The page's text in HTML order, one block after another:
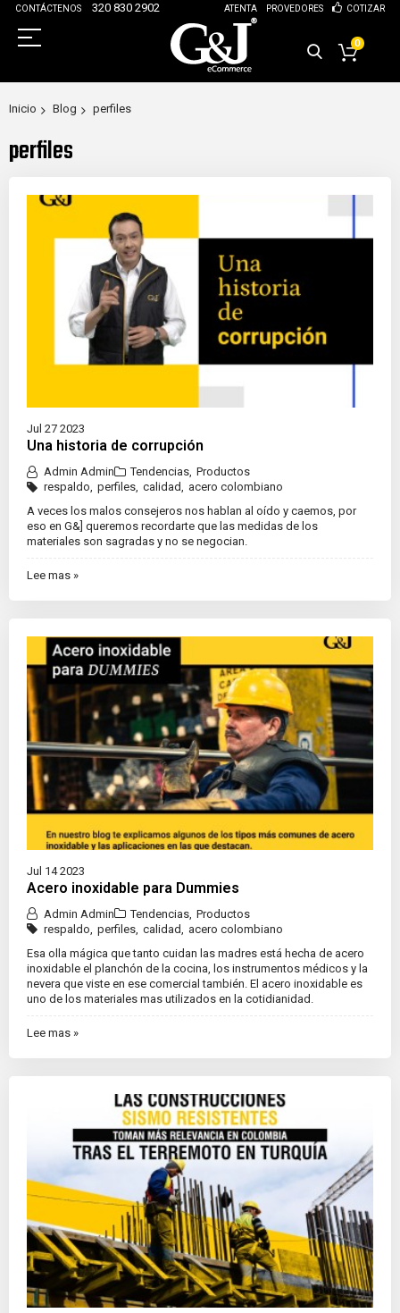
CONTÁCTENOS 320 830 2902 ATENTA PROVEDORES COTIZAR
0
Inicio Blog perfiles
perfiles
Jul 27 2023
Una historia de corrupción
Admin Admin Tendencias, Productos
respaldo, perfiles, calidad, acero colombiano
A veces los malos consejeros nos hablan al oído y caemos, por
eso en G&] queremos recordarte que las medidas de los
materiales son sagradas y no se negocian.
Lee mas »
Jul 14 2023
Acero inoxidable para Dummies
Admin Admin Tendencias Productos
respaldo perfiles calidad
acero colombiano
Esa olla mágica que tanto cuidan las madres está hecha de acero
inoxidable el planchón de la cocina, los instrumentos médicos y la
nevera que viste en ese comercial también. El acero inoxidable es
uno de los materiales mas utilizados en la cotidianidad.
Lee mas »